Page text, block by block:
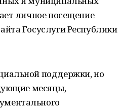
личное посещение
Госуслуги Республики
поддержки, но
месяцы,